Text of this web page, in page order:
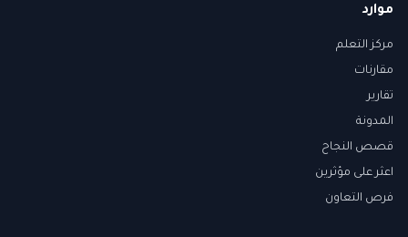
موارد
مركز التعلم
مقارنات
تقارير
المدونة
قصص النجاح
اعثر على مؤثرين
فرص التعاون